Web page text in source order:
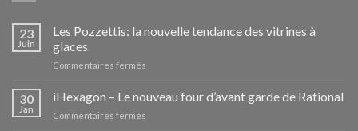
23
Juin
Les Pozzettis: la nouvelle tendance des vitrines à
glaces
Commentaires fermés
Pozzettis:
30
Jan
iHexagon – Le nouveau four d’avant garde de Rational
Commentaires fermés